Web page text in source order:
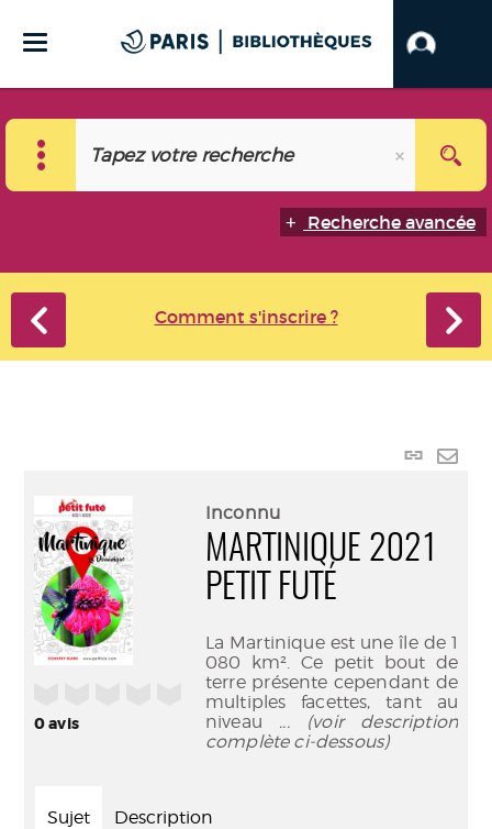
Recherche avancée
Comment s'inscrire ?
Lien
0avis
Inconnu
MARTINIQUE 2021
PETIT FUTÉ
La Martinique est une île de 1
080 km². Ce petit bout de
terre présente cependant de
multiples facettes, tant au
niveau ... (voir description
complète ci-dessous)
Sujet Description